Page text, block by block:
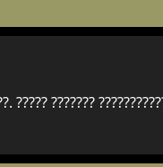
????? ???????